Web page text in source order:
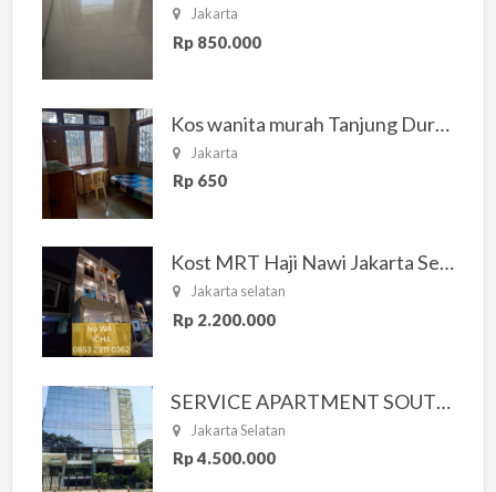
Jakarta
Rp 850.000
Kos wanita murah Tanjung Duren Jakarta Barat
Jakarta
Rp 650
Kost MRT Haji Nawi Jakarta Selatan
Jakarta selatan
Rp 2.200.000
SERVICE APARTMENT SOUTH RESIDENCE
Jakarta Selatan
Rp 4.500.000